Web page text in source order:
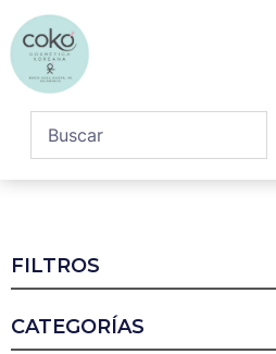
FILTROS
CATEGORÍAS